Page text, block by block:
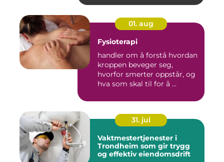
01. aug
Fysioterapi
handler om å forstå hvordan
kroppen beveger seg,
hvorfor smerter oppstår, og
hva som skal til for å ...
31. jul
Vaktmestertjenester i
Trondheim som gir trygg
og effektiv eiendomsdrift